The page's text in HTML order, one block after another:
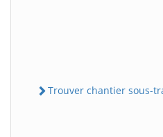
Trouver chantier sous-